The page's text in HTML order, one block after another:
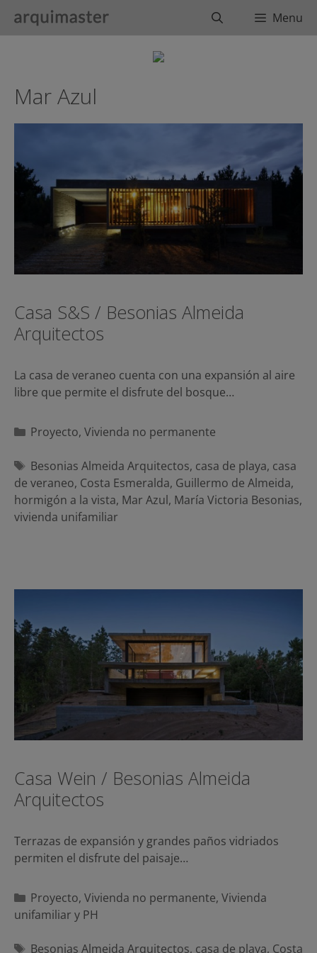
BuscarMenu
Mar Azul
Casa S&S / Besonias Almeida
Arquitectos
La casa de veraneo cuenta con una expansión al aire
libre que permite el disfrute del bosque…
Categorías
Proyecto, Vivienda no permanente
Etiquetas
Besonias Almeida Arquitectos, casa de playa, casa
de veraneo, Costa Esmeralda, Guillermo de Almeida,
hormigón a la vista, Mar Azul, María Victoria Besonias,
vivienda unifamiliar
Casa Wein / Besonias Almeida
Arquitectos
Terrazas de expansión y grandes paños vidriados
permiten el disfrute del paisaje…
Categorías
Proyecto, Vivienda no permanente, Vivienda
unifamiliar y PH
Etiquetas
Besonias Almeida Arquitectos, casa de playa, Costa